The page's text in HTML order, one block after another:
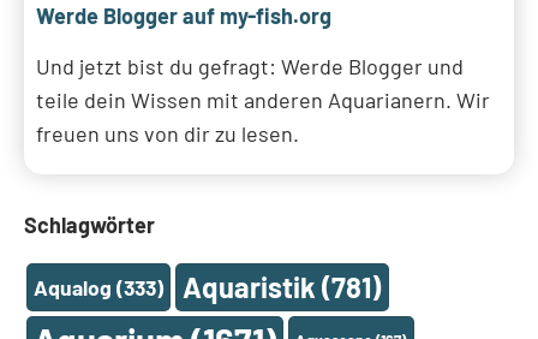
Werde Blogger auf my-fish.org
Und jetzt bist du gefragt: Werde Blogger und
teile dein Wissen mit anderen Aquarianern. Wir
freuen uns von dir zu lesen.
Schlagwörter
Aqualog (333) Aquaristik (781)